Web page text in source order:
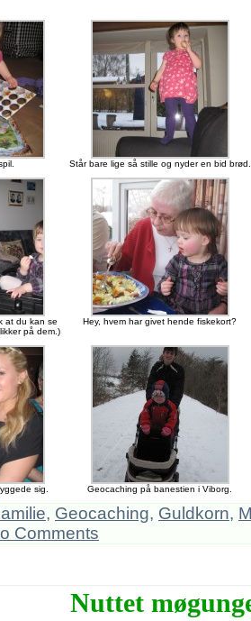
Står bare lige så stille og nyder en bid brød.
at du kan se
på dem.)
Hey, hvem har givet hende fiskekort?
sig. Geocaching på banestien i Viborg.
, Geocaching, Guldkorn,
Comments
Nuttet